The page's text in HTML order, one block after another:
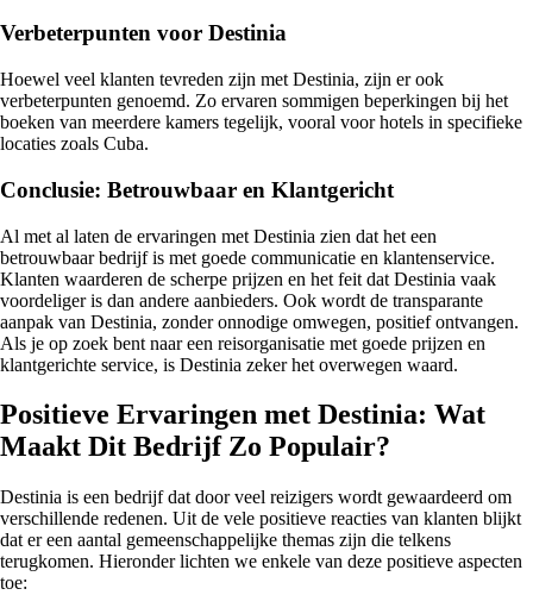
Verbeterpunten voor Destinia
Hoewel veel klanten tevreden zijn met Destinia, zijn er ook
verbeterpunten genoemd. Zo ervaren sommigen beperkingen bij het
boeken van meerdere kamers tegelijk, vooral voor hotels in specifieke
locaties zoals Cuba.
Conclusie: Betrouwbaar en Klantgericht
Al met al laten de ervaringen met Destinia zien dat het een
betrouwbaar bedrijf is met goede communicatie en klantenservice.
Klanten waarderen de scherpe prijzen en het feit dat Destinia vaak
voordeliger is dan andere aanbieders. Ook wordt de transparante
aanpak van Destinia, zonder onnodige omwegen, positief ontvangen.
Als je op zoek bent naar een reisorganisatie met goede prijzen en
klantgerichte service, is Destinia zeker het overwegen waard.
Positieve Ervaringen met Destinia: Wat
Maakt Dit Bedrijf Zo Populair?
Destinia is een bedrijf dat door veel reizigers wordt gewaardeerd om
verschillende redenen. Uit de vele positieve reacties van klanten blijkt
dat er een aantal gemeenschappelijke themas zijn die telkens
terugkomen. Hieronder lichten we enkele van deze positieve aspecten
toe: